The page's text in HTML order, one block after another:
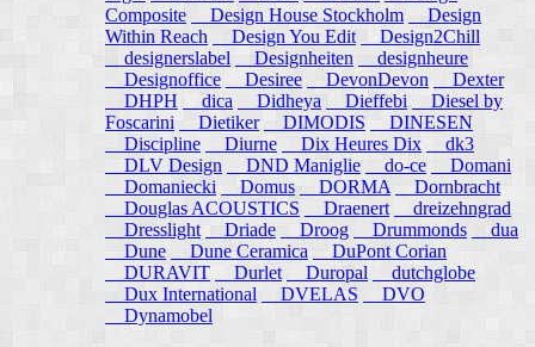
Composite
Design House Stockholm
Design
Within Reach
Design You Edit
Design2Chill
designerslabel
Designheiten
designheure
Designoffice
Desiree DevonDevon
Dexter
DHPH
dica Didheya Dieffebi
Diesel by
Foscarini
Dietiker DIMODIS
DINESEN
Discipline
Diurne Dix Heures Dix
dk3
DLV Design
DND Maniglie do-ce
Domani
Domaniecki
Domus DORMA
Dornbracht
Douglas ACOUSTICS
Draenert
dreizehngrad
Dresslight Driade Droog Drummonds
dua
Dune
Dune Ceramica
DuPont Corian
DURAVIT
Durlet Duropal
dutchglobe
Dux International
DVELAS
DVO
Dynamobel